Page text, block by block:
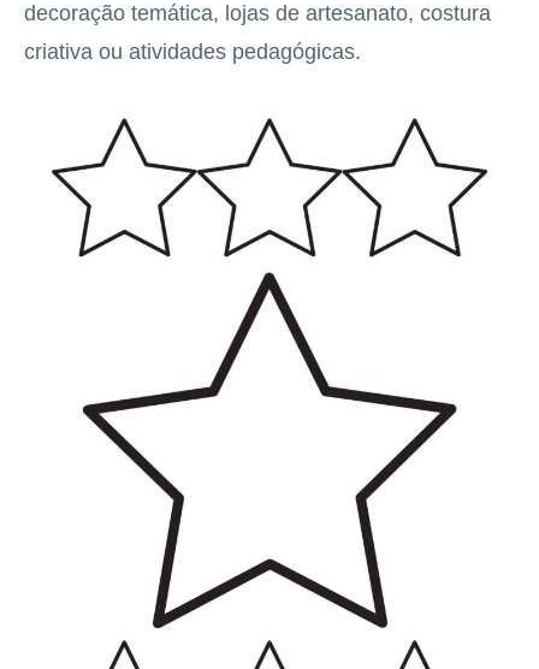
decoração temática, lojas de artesanato, costura
criativa ou atividades pedagógicas.